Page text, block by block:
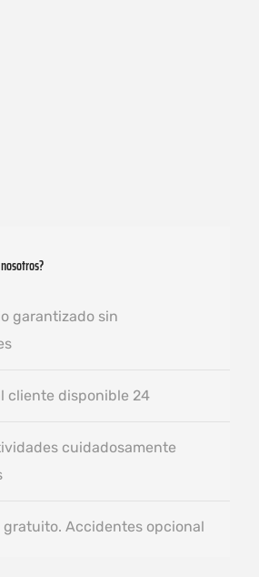
garantizado sin
cliente disponible 24
cuidadosamente
gratuito. Accidentes opcional